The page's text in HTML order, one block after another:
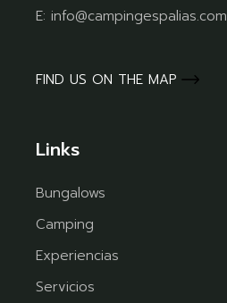
E:info@campingespalias.com
FIND US ON THE MAP
Links
Bungalows
Camping
Experiencias
Servicios